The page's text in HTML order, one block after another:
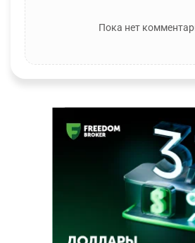
Пока нет